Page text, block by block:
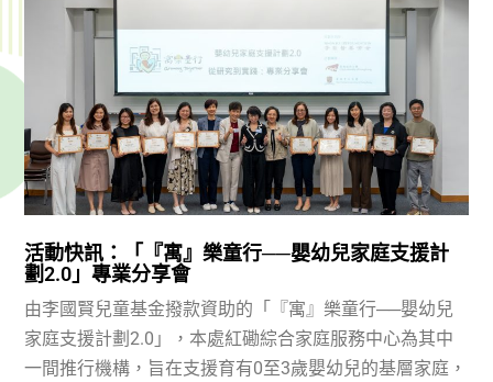
活動快訊：「『寓』樂童行──嬰幼兒家庭支援計
劃2.0」專業分享會
由李國賢兒童基金撥款資助的「『寓』樂童行──嬰幼兒
家庭支援計劃2.0」，本處紅磡綜合家庭服務中心為其中
一間推行機構，旨在支援育有0至3歲嬰幼兒的基層家庭，